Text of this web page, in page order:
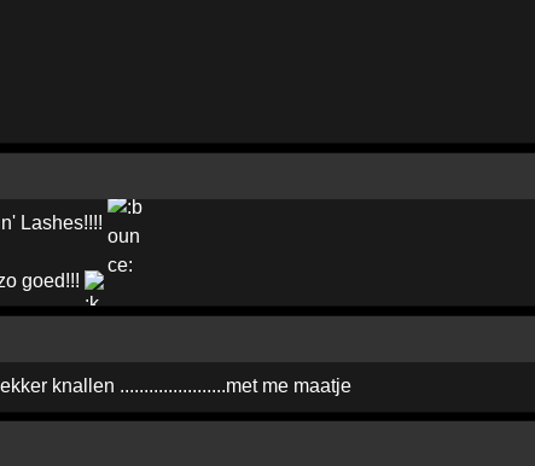
Lashes!!!!
goed!!!
knallen ......................met me maatje